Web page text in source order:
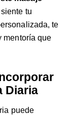
tu
te
mentoría que
Diaria
puede